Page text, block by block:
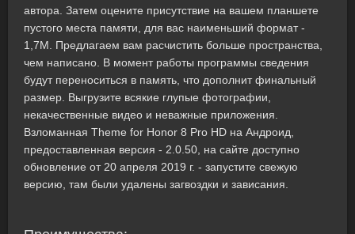
автора. Затем оцените присутствие на вашем планшете
пустого места памяти, для вас наименьший формат -
1,7M. Предлагаем вам расчистить больше пространства,
чем написано. В момент работы программы сведения
будут переноситься в память, что дополнит финальный
размер. Выгрузите всякие глупые фотографии,
некачественные видео и неважные приложения.
Взломанная Theme for Honor 8 Pro HD на Андроид,
предоставленная версия - 2.0.50, на сайте доступно
обновление от 20 апреля 2019 г. - запустите свежую
версию, там были удалены загвоздки и зависания.